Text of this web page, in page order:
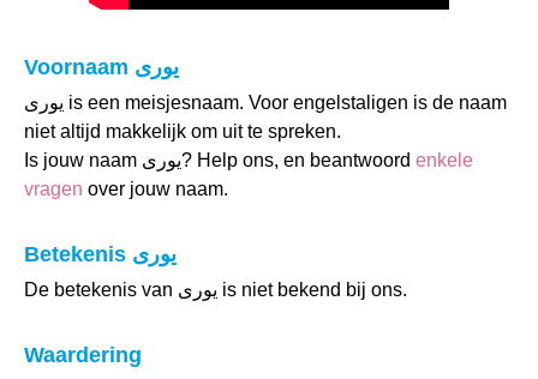
Voornaam يورى
يورى is een meisjesnaam. Voor engelstaligen is de naam
niet altijd makkelijk om uit te spreken.
Is jouw naam يورى? Help ons, en beantwoord enkele
vragen over jouw naam.
Betekenis يورى
De betekenis van يورى is niet bekend bij ons.
Waardering